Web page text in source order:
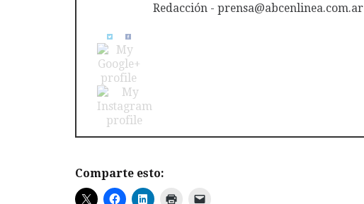
Redacción - prensa@abcenlinea.com.ar
Comparte esto: